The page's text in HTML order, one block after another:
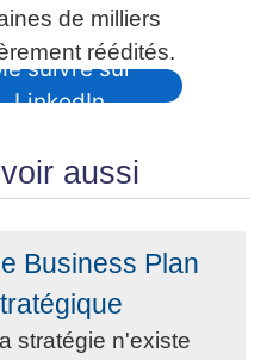
de milliers
réédités.
suivre sur
LinkedIn
aussi
Business Plan
stratégie n'existe